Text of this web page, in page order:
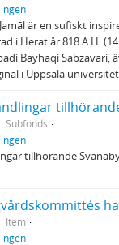
är en sufiskt
i Herat år 818 A.H.
Bayhaqi Sabzavari,
i Uppsala
Subfonds
tillhörande
Item